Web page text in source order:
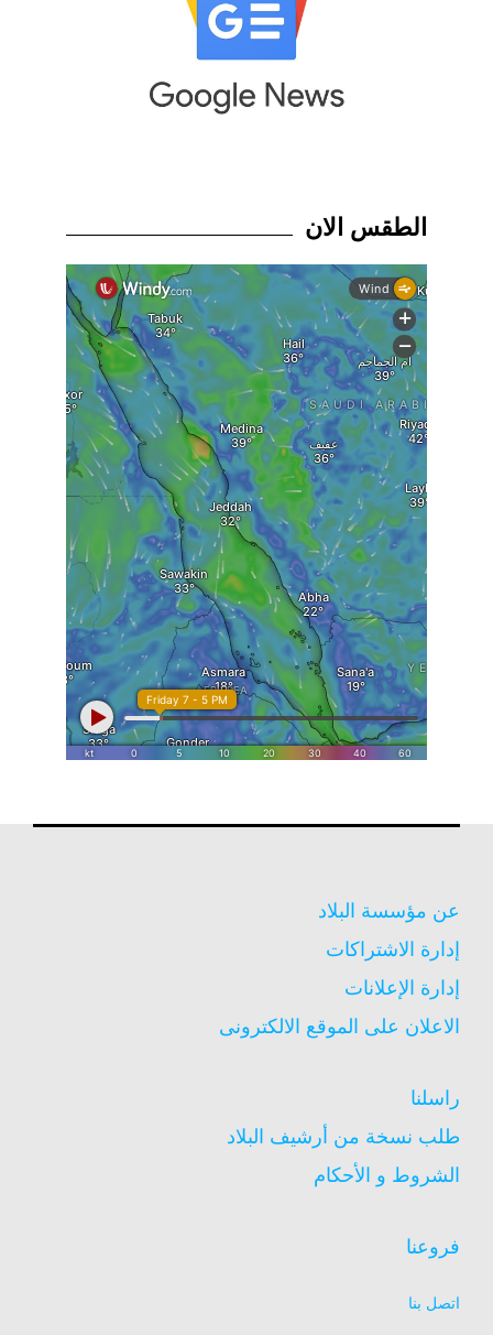
الطقس الان
عن مؤسسة البلاد
إدارة الاشتراكات
إدارة الإعلانات
الاعلان على الموقع الالكترونى
راسلنا
طلب نسخة من أرشيف البلاد
الشروط و الأحكام
فروعنا
اتصل بنا